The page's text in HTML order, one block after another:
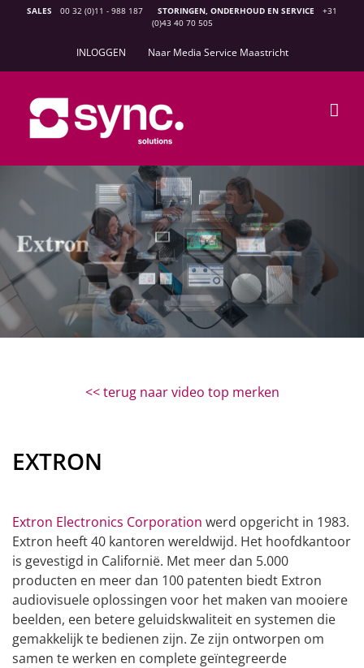
SALES 00 32 (0)11 - 988 187 STORINGEN, ONDERHOUD EN SERVICE
+31
(0)43 40 70 505
INLOGGEN Naar Media Service Maastricht
<< terug naar video top merken
EXTRON
Extron Electronics Corporation werd opgericht in 1983.
Extron heeft 40 kantoren wereldwijd. Het hoofdkantoor
is gevestigd in Californië. Met meer dan 5.000
producten en meer dan 100 patenten biedt Extron
audiovisuele oplossingen voor het maken van mooiere
beelden, een betere geluidskwaliteit en systemen die
gemakkelijk te bedienen zijn. Ze zijn ontworpen om
samen te werken en complete geïntegreerde